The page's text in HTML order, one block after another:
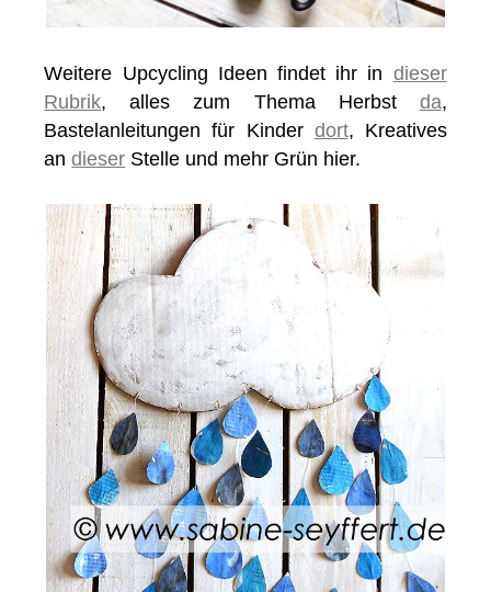
Weitere Upcycling Ideen findet ihr in dieser
Rubrik, alles zum Thema Herbst da,
Bastelanleitungen für Kinder dort, Kreatives
andieser Stelle und mehr Grün hier.